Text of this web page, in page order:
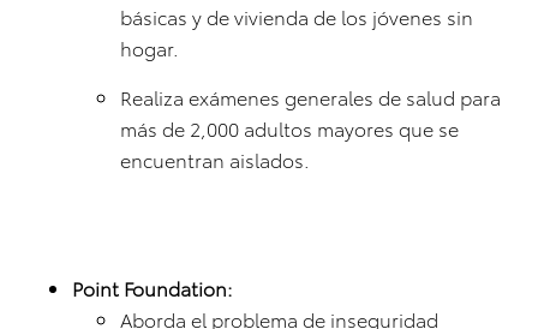
básicas y de vivienda de los jóvenes sin
hogar.
Realiza exámenes generales de salud para
más de 2,000 adultos mayores que se
encuentran aislados.
Point Foundation:
Aborda el problema de inseguridad